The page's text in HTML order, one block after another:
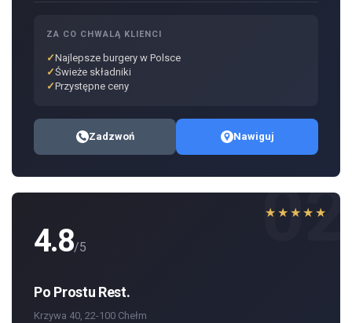
ZA CO CHWALĄ KLIENCI
Najlepsze burgery w Polsce
Świeże składniki
Przystępne ceny
Zadzwoń Nawiguj
02
★★★★★
4.8/5
Po Prostu Rest.
Krzywa 40, 22-100 Chełm